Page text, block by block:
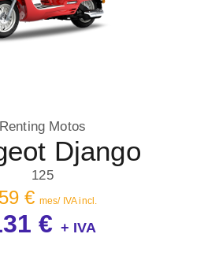
Renting Motos
Django
125
€ mes/ IVA incl.
€ + IVA